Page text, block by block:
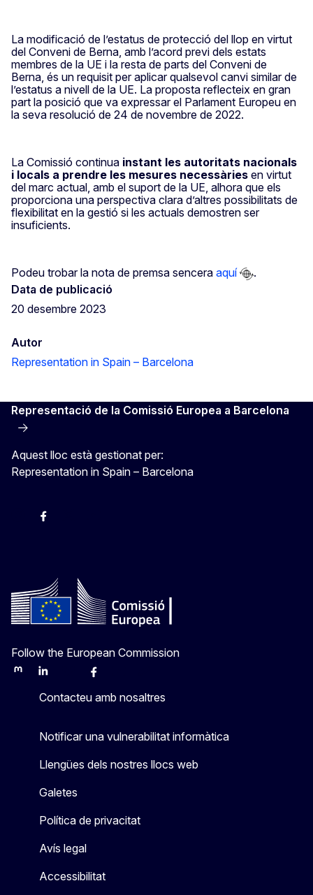
La modificació de l’estatus de protecció del llop en virtut
del Conveni de Berna, amb l’acord previ dels estats
membres de la UE i la resta de parts del Conveni de
Berna, és un requisit per aplicar qualsevol canvi similar de
l’estatus a nivell de la UE. La proposta reflecteix en gran
part la posició que va expressar el Parlament Europeu en
la seva resolució de 24 de novembre de 2022.
La Comissió continua instant les autoritats nacionals
i locals a prendre les mesures necessàries en virtut
del marc actual, amb el suport de la UE, alhora que els
proporciona una perspectiva clara d’altres possibilitats de
flexibilitat en la gestió si les actuals demostren ser
insuficients.
Podeu trobar la nota de premsa sencera aquí
.
Data de publicació
20 desembre 2023
Autor
Representation in Spain – Barcelona
Representació de la Comissió Europea a Barcelona
Aquest lloc està gestionat per:
Representation in Spain – Barcelona
InstagramFacebook
Follow the European Commission
MastodonLinkedInBlueskyFacebook
Contacteu amb nosaltres
Notificar una vulnerabilitat informàtica
Llengües dels nostres llocs web
Galetes
Política de privacitat
Avís legal
Accessibilitat